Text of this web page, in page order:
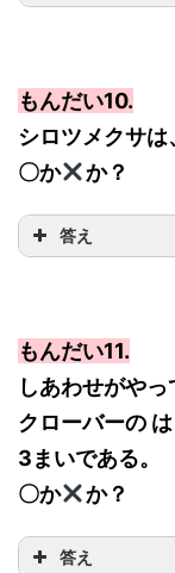
もんだい10.
シロツメクサは
〇か
か？
答え
もんだい11.
しあわせがや
クローバーの
3まいである。
〇か
か？
答え